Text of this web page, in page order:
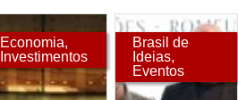
Economia,
Investimentos
Brasil de
Ideias,
Eventos